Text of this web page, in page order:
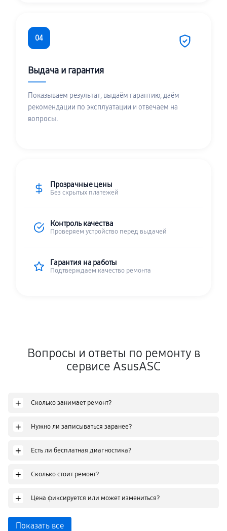
04
Выдача и гарантия
Показываем результат, выдаём гарантию, даём
рекомендации по эксплуатации и отвечаем на
вопросы.
Прозрачные цены
Без скрытых платежей
Контроль качества
Проверяем устройство перед выдачей
Гарантия на работы
Подтверждаем качество ремонта
Вопросы и ответы по ремонту в
сервисе AsusASC
+ Сколько занимает ремонт?
+ Нужно ли записываться заранее?
+ Есть ли бесплатная диагностика?
+ Сколько стоит ремонт?
+ Цена фиксируется или может измениться?
Показать все